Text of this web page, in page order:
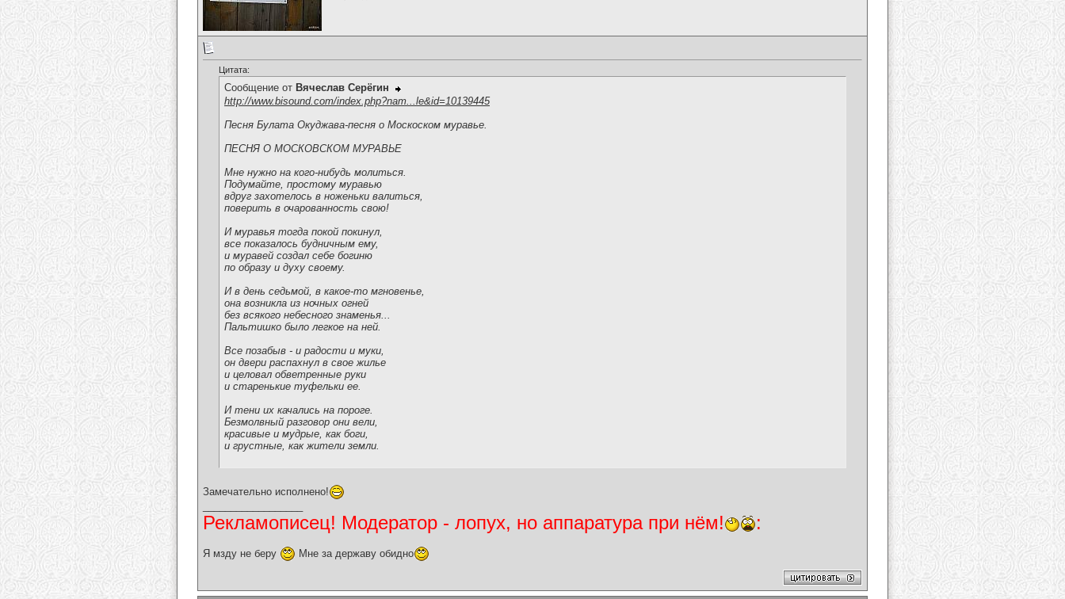
Цитата:
Сообщение от Вячеслав Серёгин
http://www.bisound.com/index.php?nam...le&id=10139445
Песня Булата Окуджава-песня о Москоском муравье.
ПЕСНЯ О МОСКОВСКОМ МУРАВЬЕ
Мне нужно на кого-нибудь молиться.
Подумайте, простому муравью
вдруг захотелось в ноженьки валиться,
поверить в очарованность свою!
И муравья тогда покой покинул,
все показалось будничным ему,
и муравей создал себе богиню
по образу и духу своему.
И в день седьмой, в какое-то мгновенье,
она возникла из ночных огней
без всякого небесного знаменья...
Пальтишко было легкое на ней.
Все позабыв - и радости и муки,
он двери распахнул в свое жилье
и целовал обветренные руки
и старенькие туфельки ее.
И тени их качались на пороге.
Безмолвный разговор они вели,
красивые и мудрые, как боги,
и грустные, как жители земли.
Замечательно исполнено!
Рекламописец! Модератор - лопух, но аппаратура при нём! :
Я мзду не беру Мне за державу обидно